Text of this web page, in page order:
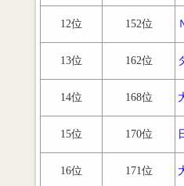
12位 152位
13位 162位
14位 168位
15位 170位
16位 171位